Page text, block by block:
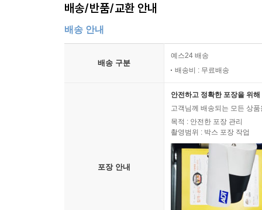
배송/반품/교환 안내
배송 안내
배송 구분
예스24 배송
배송비 : 무료배송
포장 안내
안전하고 정확한 포장을 위
고객님께 배송되는 모든 상
목적 : 안전한 포장 관리
촬영범위 : 박스 포장 작업